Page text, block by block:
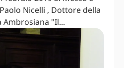
Nicelli , Dottore della
Ambrosiana "Il...